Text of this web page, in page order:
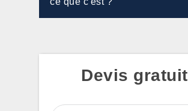
Devis gratuit